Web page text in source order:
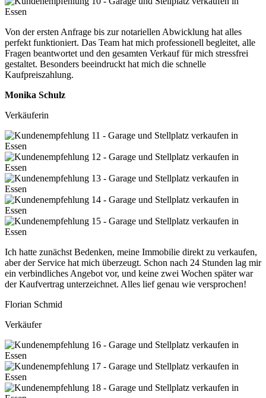
Von der ersten Anfrage bis zur notariellen Abwicklung hat alles
perfekt funktioniert. Das Team hat mich professionell begleitet, alle
Fragen beantwortet und den gesamten Verkauf für mich stressfrei
gestaltet. Besonders beeindruckt hat mich die schnelle
Kaufpreiszahlung.
Monika Schulz
Verkäuferin
Ich hatte zunächst Bedenken, meine Immobilie direkt zu verkaufen,
aber der Service hat mich überzeugt. Schon nach 24 Stunden lag mir
ein verbindliches Angebot vor, und keine zwei Wochen später war
der Kaufvertrag unterzeichnet. Alles lief genau wie versprochen!
Florian Schmid
Verkäufer